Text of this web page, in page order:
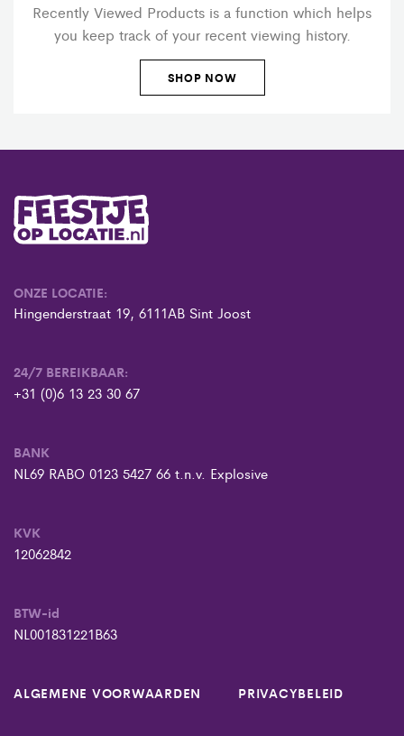
Recently Viewed Products is a function which helps
you keep track of your recent viewing history.
SHOP NOW
ONZE LOCATIE:
Hingenderstraat 19, 6111AB Sint Joost
24/7 BEREIKBAAR:
+31 (0)6 13 23 30 67
BANK
NL69 RABO 0123 5427 66 t.n.v. Explosive
KVK
12062842
BTW-id
NL001831221B63
ALGEMENE VOORWAARDEN PRIVACYBELEID